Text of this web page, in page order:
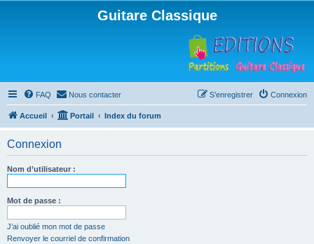
Guitare Classique
FAQ Nous contacter Connexion
S’enregistrer
Accueil Portail Index du forum
Connexion
Nom d’utilisateur :
Mot de passe :
J’ai oublié mon mot de passe
Renvoyer le courriel de confirmation